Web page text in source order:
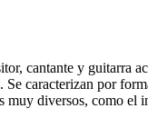
cantante y guitarra
Se caracterizan por
muy diversos, como